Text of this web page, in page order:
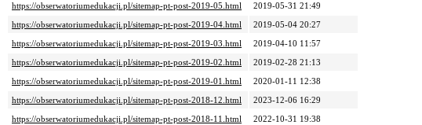
https://obserwatoriumedukacji.pl/sitemap-pt-post-2019-05.html
2019-05-31 21:49
https://obserwatoriumedukacji.pl/sitemap-pt-post-2019-04.html
2019-05-04 20:27
https://obserwatoriumedukacji.pl/sitemap-pt-post-2019-03.html
2019-04-10 11:57
https://obserwatoriumedukacji.pl/sitemap-pt-post-2019-02.html
2019-02-28 21:13
https://obserwatoriumedukacji.pl/sitemap-pt-post-2019-01.html
2020-01-11 12:38
https://obserwatoriumedukacji.pl/sitemap-pt-post-2018-12.html
2023-12-06 16:29
https://obserwatoriumedukacji.pl/sitemap-pt-post-2018-11.html
2022-10-31 19:38